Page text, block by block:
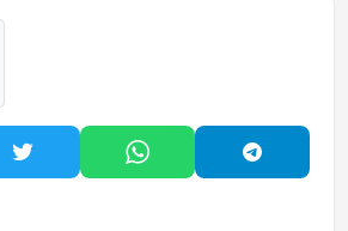
Paylaş
Twitter'da PaylaşWhatsApp'ta Paylaş